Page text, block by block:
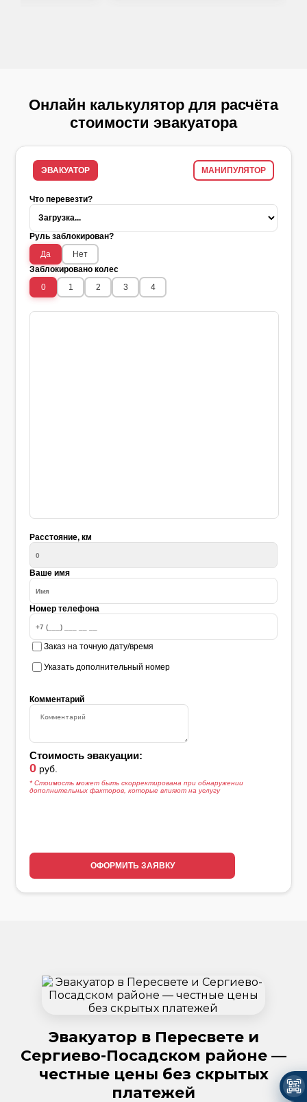
Онлайн калькулятор для расчёта
стоимости эвакуатора
ЭВАКУАТОР МАНИПУЛЯТОР
Что перевезти?
Руль заблокирован?
Да
Нет
Заблокировано колес
0
1 2 3 4
Расстояние, км
Ваше имя
Номер телефона
Заказ на точную дату/время
Указать дополнительный номер
Стоимость эвакуации:
0 руб.
* Стоимость может быть скорректирована при обнаружении
дополнительных факторов, которые влияют на услугу
Комментарий
ОФОРМИТЬ ЗАЯВКУ
Эвакуатор в Пересвете и
Сергиево-Посадском районе —
честные цены без скрытых
платежей